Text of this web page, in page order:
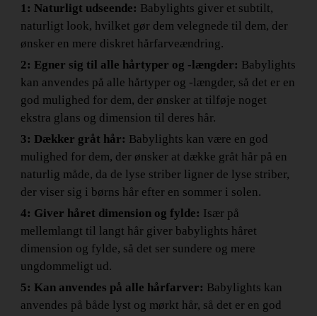
1: Naturligt udseende: Babylights giver et subtilt,
naturligt look, hvilket gør dem velegnede til dem, der
ønsker en mere diskret hårfarveændring.
2: Egner sig til alle hårtyper og -længder: Babylights
kan anvendes på alle hårtyper og -længder, så det er en
god mulighed for dem, der ønsker at tilføje noget
ekstra glans og dimension til deres hår.
3: Dækker gråt hår: Babylights kan være en god
mulighed for dem, der ønsker at dække gråt hår på en
naturlig måde, da de lyse striber ligner de lyse striber,
der viser sig i børns hår efter en sommer i solen.
4: Giver håret dimension og fylde: Især på
mellemlangt til langt hår giver babylights håret
dimension og fylde, så det ser sundere og mere
ungdommeligt ud.
5: Kan anvendes på alle hårfarver: Babylights kan
anvendes på både lyst og mørkt hår, så det er en god